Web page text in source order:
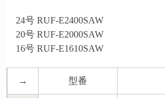
24号 RUF-E2400SAW
20号 RUF-E2000SAW
16号 RUF-E1610SAW
→ 型番